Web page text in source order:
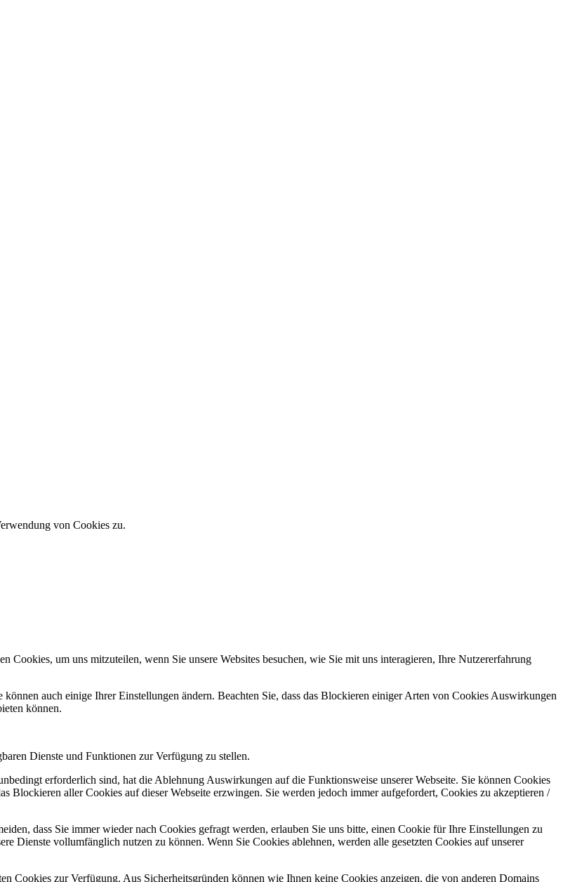
von Cookies zu.
um uns mitzuteilen, wenn Sie unsere Websites besuchen, wie Sie mit uns interagieren, Ihre Nutzererfahrung
auch einige Ihrer Einstellungen ändern. Beachten Sie, dass das Blockieren einiger Arten von Cookies Auswirkungen
können.
Dienste und Funktionen zur Verfügung zu stellen.
erforderlich sind, hat die Ablehnung Auswirkungen auf die Funktionsweise unserer Webseite. Sie können Cookies
Blockieren aller Cookies auf dieser Webseite erzwingen. Sie werden jedoch immer aufgefordert, Cookies zu akzeptieren /
dass Sie immer wieder nach Cookies gefragt werden, erlauben Sie uns bitte, einen Cookie für Ihre Einstellungen zu
Dienste vollumfänglich nutzen zu können. Wenn Sie Cookies ablehnen, werden alle gesetzten Cookies auf unserer
Cookies zur Verfügung. Aus Sicherheitsgründen können wie Ihnen keine Cookies anzeigen, die von anderen Domains